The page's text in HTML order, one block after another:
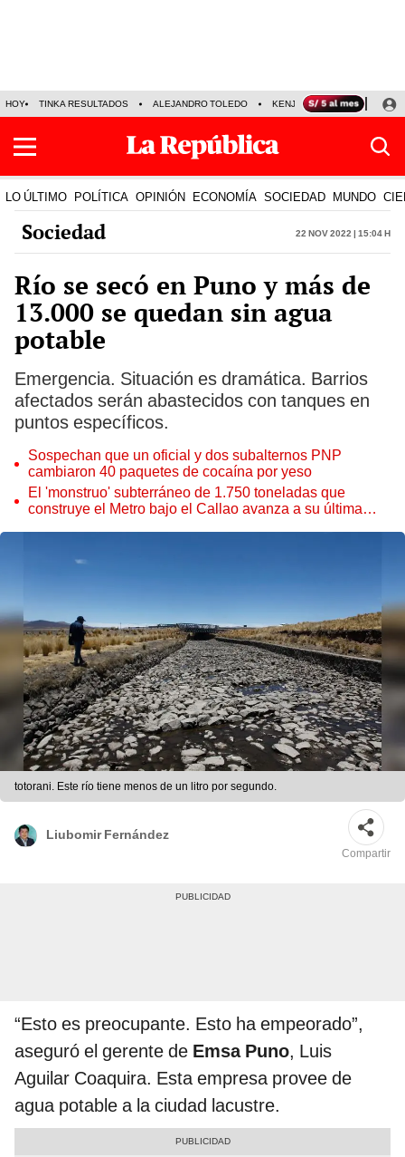
HOY TINKA RESULTADOS ALEJANDRO TOLEDO KENJI FUJIMORI
LO ÚLTIMO POLÍTICA OPINIÓN ECONOMÍA SOCIEDAD MUNDO
Sociedad 22 Nov 2022 | 15:04 h
Río se secó en Puno y más de
13.000 se quedan sin agua
potable
Emergencia. Situación es dramática. Barrios
afectados serán abastecidos con tanques en
puntos específicos.
Sospechan que un oficial y dos subalternos PNP
cambiaron 40 paquetes de cocaína por yeso
El 'monstruo' subterráneo de 1.750 toneladas que
construye el Metro bajo el Callao avanza a su última
totorani. Este río tiene menos de un litro por segundo.
Liubomir Fernández
Compartir
“Esto es preocupante. Esto ha empeorado”,
aseguró el gerente de Emsa Puno, Luis
Aguilar Coaquira. Esta empresa provee de
agua potable a la ciudad lacustre.